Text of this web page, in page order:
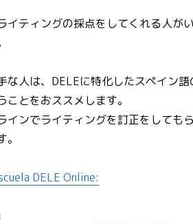
イティングの採点をしてくれる人が
な人は、DELEに特化したスペイン語
ことをおススメします。
インでライティングを訂正をしても
DELE Online: